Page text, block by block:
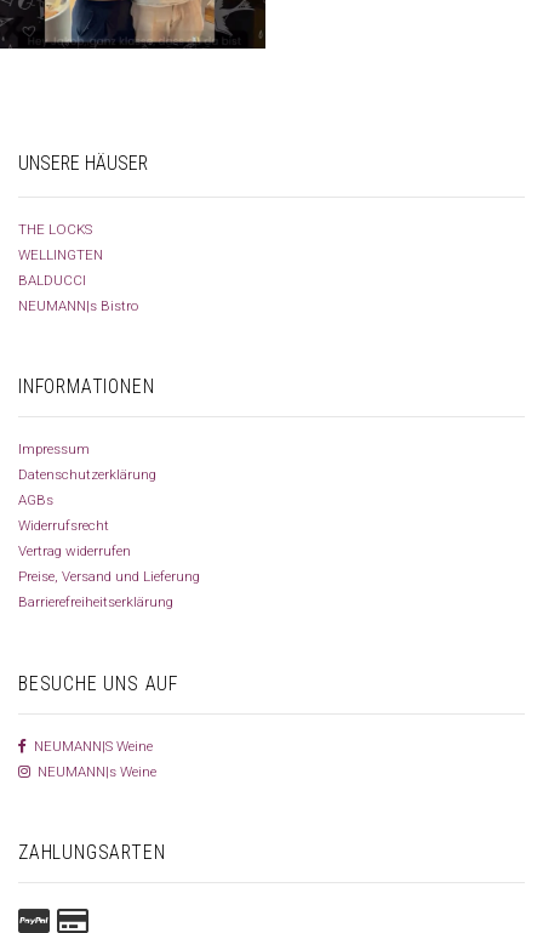
UNSERE HÄUSER
THE LOCKS
WELLINGTEN
BALDUCCI
NEUMANN|s Bistro
INFORMATIONEN
Impressum
Datenschutzerklärung
AGBs
Widerrufsrecht
Vertrag widerrufen
Preise, Versand und Lieferung
Barrierefreiheitserklärung
BESUCHE UNS AUF
NEUMANN|S Weine
NEUMANN|s Weine
ZAHLUNGSARTEN